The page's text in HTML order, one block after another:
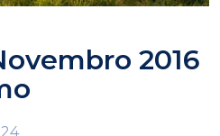
2016